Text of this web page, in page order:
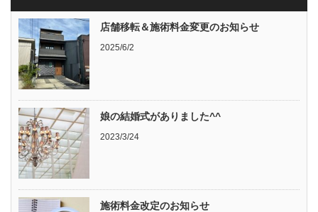
店舗移転＆施術料金変更のお知らせ
2025/6/2
娘の結婚式がありました^^
2023/3/24
施術料金改定のお知らせ